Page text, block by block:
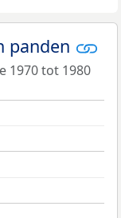
panden
1970 tot 1980